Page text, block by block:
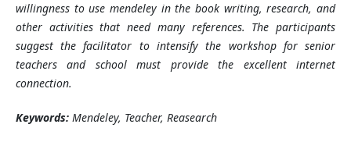
willingness to use mendeley in the book writing, research, and
other activities that need many references. The participants
suggest the facilitator to intensify the workshop for senior
teachers and school must provide the excellent internet
connection.
Keywords: Mendeley, Teacher, Reasearch